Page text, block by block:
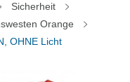
Sicherheit
Orange
OHNE Licht